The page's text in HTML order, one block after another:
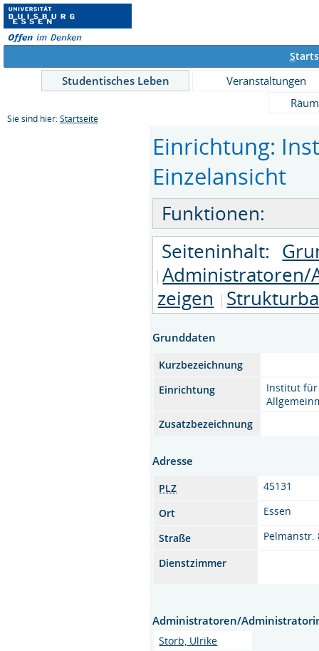
S
Studentisches Leben
Veranstaltungen
Sie sind hier: Startseite
Einrichtung:
Einzelansicht
Funktionen:
Seiteninhalt:
zeigen
Grunddaten
Kurzbezeichnung
Einrichtung
Institut für
Zusatzbezeichnung
Adresse
PLZ
45131
Ort
Essen
Straße
Pelmanstr.
Dienstzimmer
Administratoren/
Storb, Ulrike